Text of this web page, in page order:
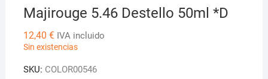
Majirouge 5.46 Destello 50ml *D
12,40 € IVA incluido
Sin existencias
SKU: COLOR00546